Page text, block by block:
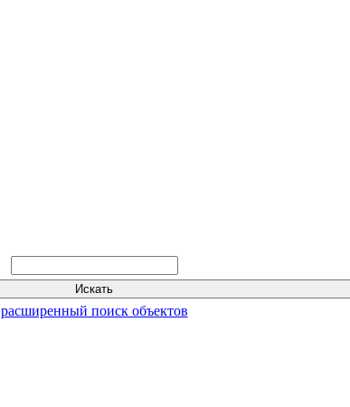
расширенный поиск объектов